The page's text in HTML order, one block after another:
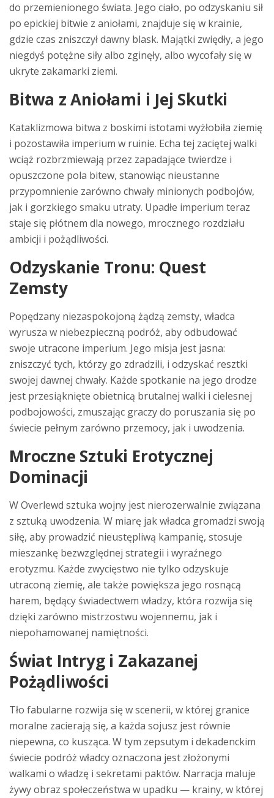
do przemienionego świata. Jego ciało, po odzyskaniu sił
po epickiej bitwie z aniołami, znajduje się w krainie,
gdzie czas zniszczył dawny blask. Majątki zwiędły, a jego
niegdyś potężne siły albo zginęły, albo wycofały się w
ukryte zakamarki ziemi.
Bitwa z Aniołami i Jej Skutki
Kataklizmowa bitwa z boskimi istotami wyżłobiła ziemię
i pozostawiła imperium w ruinie. Echa tej zaciętej walki
wciąż rozbrzmiewają przez zapadające twierdze i
opuszczone pola bitew, stanowiąc nieustanne
przypomnienie zarówno chwały minionych podbojów,
jak i gorzkiego smaku utraty. Upadłe imperium teraz
staje się płótnem dla nowego, mrocznego rozdziału
ambicji i pożądliwości.
Odzyskanie Tronu: Quest
Zemsty
Popędzany niezaspokojoną żądzą zemsty, władca
wyrusza w niebezpieczną podróż, aby odbudować
swoje utracone imperium. Jego misja jest jasna:
zniszczyć tych, którzy go zdradzili, i odzyskać resztki
swojej dawnej chwały. Każde spotkanie na jego drodze
jest przesiąknięte obietnicą brutalnej walki i cielesnej
podbojowości, zmuszając graczy do poruszania się po
świecie pełnym zarówno przemocy, jak i uwodzenia.
Mroczne Sztuki Erotycznej
Dominacji
W Overlewd sztuka wojny jest nierozerwalnie związana
z sztuką uwodzenia. W miarę jak władca gromadzi swoją
siłę, aby prowadzić nieustępliwą kampanię, stosuje
mieszankę bezwzględnej strategii i wyraźnego
erotyzmu. Każde zwycięstwo nie tylko odzyskuje
utraconą ziemię, ale także powiększa jego rosnącą
harem, będący świadectwem władzy, która rozwija się
dzięki zarówno mistrzostwu wojennemu, jak i
niepohamowanej namiętności.
Świat Intryg i Zakazanej
Pożądliwości
Tło fabularne rozwija się w scenerii, w której granice
moralne zacierają się, a każda sojusz jest równie
niepewna, co kusząca. W tym zepsutym i dekadenckim
świecie podróż władcy oznaczona jest złożonymi
walkami o władzę i sekretami paktów. Narracja maluje
żywy obraz społeczeństwa w upadku — krainy, w której